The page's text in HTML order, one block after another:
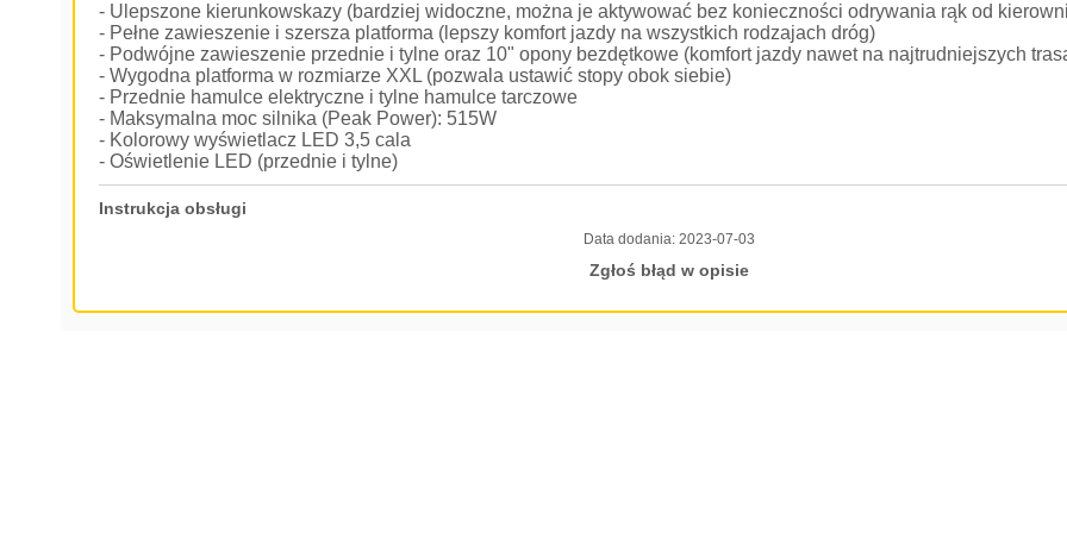
- Ulepszone kierunkowskazy (bardziej widoczne, można je aktywować bez konieczności odrywania rąk od
- Pełne zawieszenie i szersza platforma (lepszy komfort jazdy na wszystkich rodzajach dróg)
- Podwójne zawieszenie przednie i tylne oraz 10" opony bezdętkowe (komfort jazdy nawet na najtrudniejszych
- Wygodna platforma w rozmiarze XXL (pozwala ustawić stopy obok siebie)
- Przednie hamulce elektryczne i tylne hamulce tarczowe
- Maksymalna moc silnika (Peak Power): 515W
- Kolorowy wyświetlacz LED 3,5 cala
- Oświetlenie LED (przednie i tylne)
Instrukcja obsługi
Data dodania: 2023-07-03
Zgłoś błąd w opisie